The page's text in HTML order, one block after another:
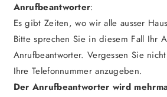
Anrufbeantworter:
Es gibt Zeiten, wo wir alle ausser
Bitte sprechen Sie in diesem Fall Ihr
Anrufbeantworter. Vergessen Sie
Ihre Telefonnummer anzugeben.
Der Anrufbeantworter wird